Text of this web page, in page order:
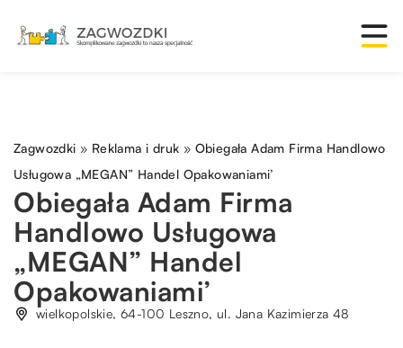
Zagwozdki » Reklama i druk » Obiegała Adam Firma Handlowo
Usługowa „MEGAN” Handel Opakowaniami’
Obiegała Adam Firma
Handlowo Usługowa
„MEGAN” Handel
Opakowaniami’
wielkopolskie, 64-100 Leszno, ul. Jana Kazimierza 48